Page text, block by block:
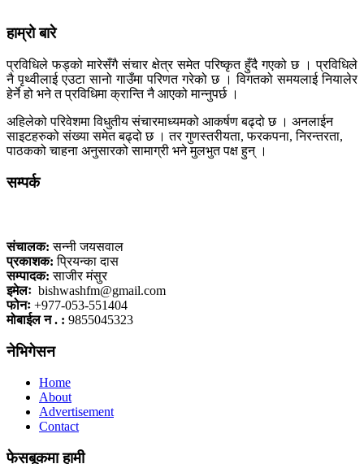
हाम्रो बारे
प्रविधिले फड्को मारेसँगै संचार क्षेत्र समेत परिष्कृत हुँदै गएको छ । प्रविधिले
नै पृथ्वीलाई एउटा सानो गाउँमा परिणत गरेको छ । विगतको समयलाई नियालेर
हेर्ने हो भने त प्रविधिमा क्रान्ति नै आएको मान्नुपर्छ ।
अहिलेको परिवेशमा विधुतीय संचारमाध्यमको आकर्षण बढ्दो छ । अनलाईन
साइटहरुको संख्या समेत बढ्दो छ । तर गुणस्तरीयता, फरकपना, निरन्तरता,
पाठकको चाहना अनुसारको सामाग्री भने मुलभुत पक्ष हुन् ।
सम्पर्क
संचालक: सन्नी जयसवाल
प्रकाशक: प्रियन्का दास
सम्पादक: साजीर मंसुर
इमेलः bishwashfm@gmail.com
फोनः +977-053-551404
मोबाईल न . : 9855045323
नेभिगेसन
Home
About
Advertisement
Contact
फेसबूकमा हामी